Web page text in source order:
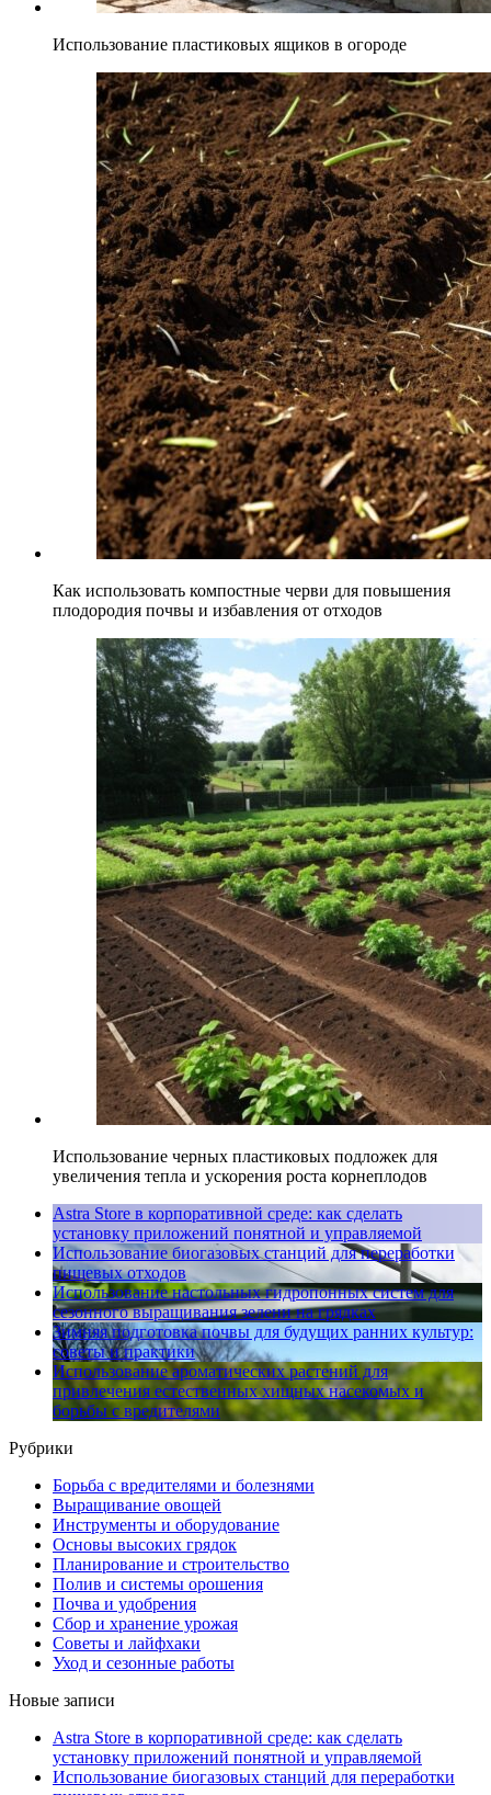
Использование пластиковых ящиков в огороде
Как использовать компостные черви для повышения
плодородия почвы и избавления от отходов
Использование черных пластиковых подложек для
увеличения тепла и ускорения роста корнеплодов
Astra Store в корпоративной среде: как сделать
установку приложений понятной и управляемой
Использование биогазовых станций для переработки
пищевых отходов
Использование настольных гидропонных систем для
сезонного выращивания зелени на грядках
Зимняя подготовка почвы для будущих ранних культур:
советы и практики
Использование ароматических растений для
привлечения естественных хищных насекомых и
борьбы с вредителями
Рубрики
Борьба с вредителями и болезнями
Выращивание овощей
Инструменты и оборудование
Основы высоких грядок
Планирование и строительство
Полив и системы орошения
Почва и удобрения
Сбор и хранение урожая
Советы и лайфхаки
Уход и сезонные работы
Новые записи
Astra Store в корпоративной среде: как сделать
установку приложений понятной и управляемой
Использование биогазовых станций для переработки